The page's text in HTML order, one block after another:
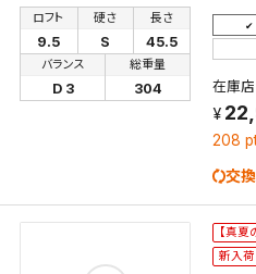
ロフト
9.5
硬さ
S
長さ
45.5
バランス
D 3
総重量
304 在庫店
208
交
【真
新入荷